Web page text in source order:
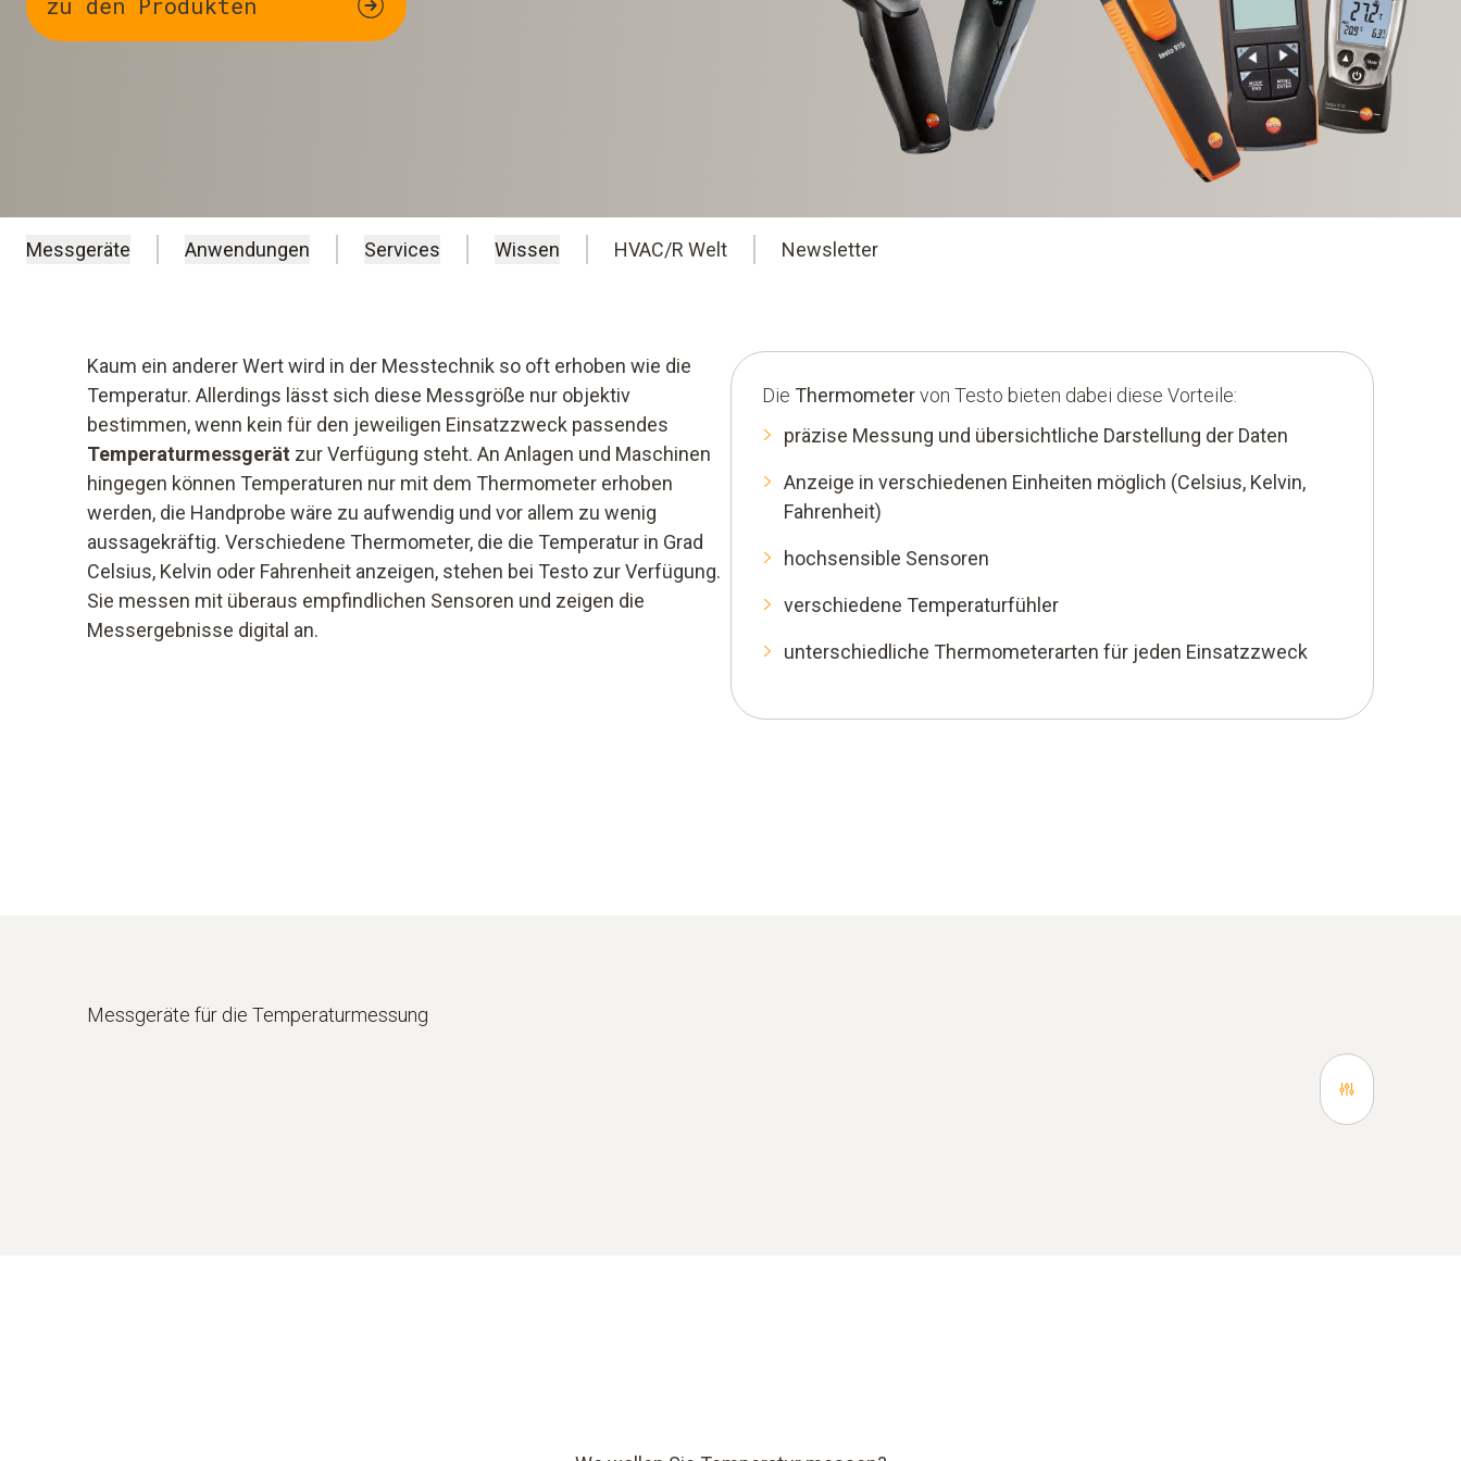
Messgeräte Anwendungen Services Wissen HVAC/R Welt Newsletter
Kaum ein anderer Wert wird in der Messtechnik so oft erhoben wie die
Temperatur. Allerdings lässt sich diese Messgröße nur objektiv
bestimmen, wenn kein für den jeweiligen Einsatzzweck passendes
Temperaturmessgerät zur Verfügung steht. An Anlagen und Maschinen
hingegen können Temperaturen nur mit dem Thermometer erhoben
werden, die Handprobe wäre zu aufwendig und vor allem zu wenig
aussagekräftig. Verschiedene Thermometer, die die Temperatur in Grad
Celsius, Kelvin oder Fahrenheit anzeigen, stehen bei Testo zur Verfügung.
Sie messen mit überaus empfindlichen Sensoren und zeigen die
Messergebnisse digital an.
Die Thermometervon Testo bieten dabei diese Vorteile:
präzise Messung und übersichtliche Darstellung der Daten
Anzeige in verschiedenen Einheiten möglich (Celsius, Kelvin,
Fahrenheit)
hochsensible Sensoren
verschiedene Temperaturfühler
unterschiedliche Thermometerarten für jeden Einsatzzweck
Messgeräte für die Temperaturmessung